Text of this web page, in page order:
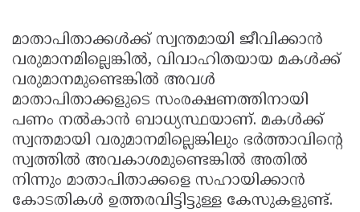
മാതാപിതാക്കൾക്ക് സ്വന്തമായി ജീവിക്കാൻ
വരുമാനമില്ലെങ്കിൽ, വിവാഹിതയായ മകൾക്ക്
വരുമാനമുണ്ടെങ്കിൽ അവൾ
മാതാപിതാക്കളുടെ സംരക്ഷണത്തിനായി
പണം നൽകാൻ ബാധ്യസ്ഥയാണ്. മകൾക്ക്
സ്വന്തമായി വരുമാനമില്ലെങ്കിലും ഭർത്താവിന്റെ
സ്വത്തിൽ അവകാശമുണ്ടെങ്കിൽ അതിൽ
നിന്നും മാതാപിതാക്കളെ സഹായിക്കാൻ
കോടതികൾ ഉത്തരവിട്ടിട്ടുള്ള കേസുകളുണ്ട്.